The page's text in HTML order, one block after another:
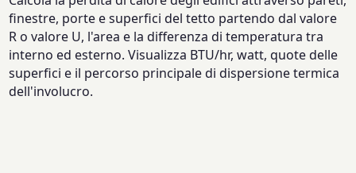
finestre, porte e superfici del tetto partendo dal valore
R o valore U, l'area e la differenza di temperatura tra
interno ed esterno. Visualizza BTU/hr, watt, quote delle
superfici e il percorso principale di dispersione termica
dell'involucro.